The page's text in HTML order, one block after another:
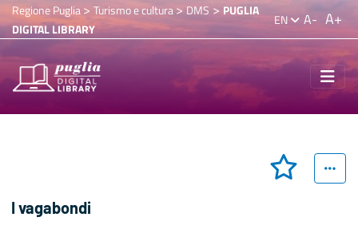
Regione Puglia> Turismo e cultura>DMS > PUGLIA
DIGITAL LIBRARY
EN A- A+
I vagabondi